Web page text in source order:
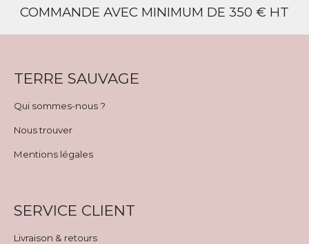
COMMANDE AVEC MINIMUM DE 350 € HT
TERRE SAUVAGE
Qui sommes-nous ?
Nous trouver
Mentions légales
SERVICE CLIENT
Livraison & retours